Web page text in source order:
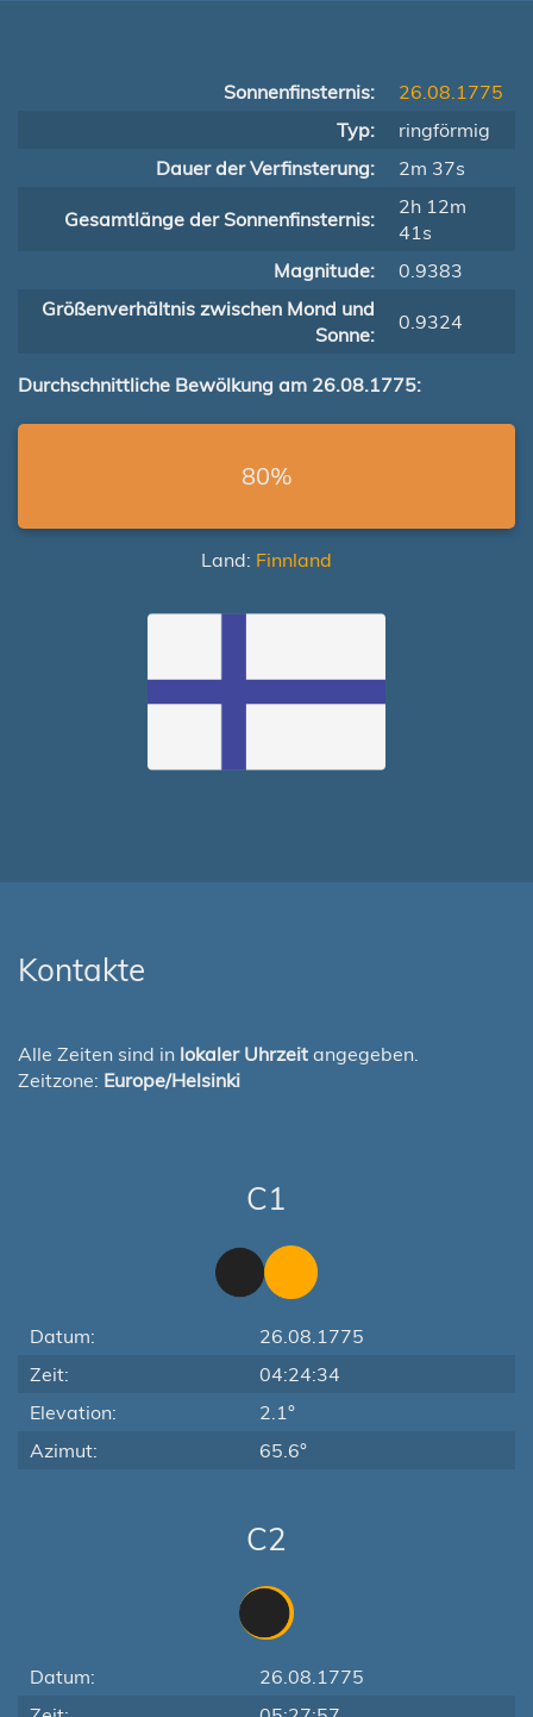
Sonnenfinsternis:
26.08.1775
Typ:
ringförmig
Dauer der Verfinsterung:
2m 37s
Gesamtlänge der Sonnenfinsternis:
2h 12m
41s
Magnitude:
0.9383
Größenverhältnis zwischen Mond und
Sonne:
0.9324
Durchschnittliche Bewölkung am 26.08.1775:
80%
Land: Finnland
Kontakte
Alle Zeiten sind in lokaler Uhrzeit angegeben.
Zeitzone: Europe/Helsinki
C1
Datum:
26.08.1775
Zeit:
04:24:34
Elevation:
2.1°
Azimut:
65.6°
C2
Datum:
26.08.1775